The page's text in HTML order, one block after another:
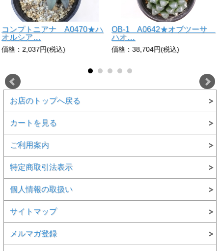
コンプトニアナ A0470★ハ
オルシア…
価格：2,037円(税込)
OB-1 A0642★オブツーサ
ハオ…
価格：38,704円(税込)
お店のトップへ戻る
カートを見る
ご利用案内
特定商取引法表示
個人情報の取扱い
サイトマップ
メルマガ登録